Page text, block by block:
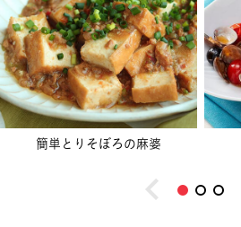
簡単とりそぼろの麻婆